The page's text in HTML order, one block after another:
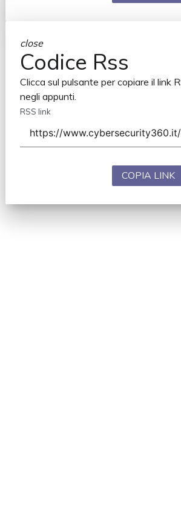
close
Codice Rss
Clicca sul pulsante per copiare il link
negli appunti.
RSS link
COPIA LINK